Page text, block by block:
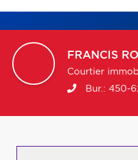
FRANCIS
Courtier
Bur.: 450-